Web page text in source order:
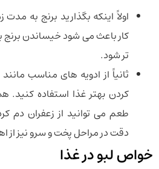
اولاً اینکه بگذارید برنج به
کار باعث می شود خیساندن برنج
تر شود.
ثانیاً از ادویه های مناسب
کردن بهتر غذا استفاده کنید.
طعم می توانید از زعفران دم
دقت در مراحل پخت و سرو نیز از
خواص لبو در غذا